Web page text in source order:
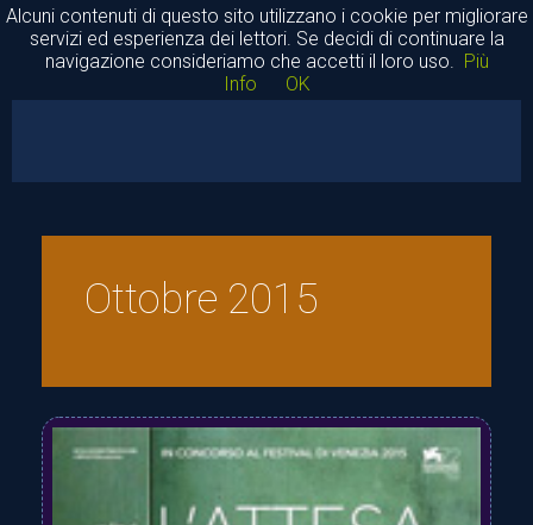
Piccolo Osservatorio Universale Garzia
Home
Rassegne
Ottobre 2015
Alcuni contenuti di questo sito utilizzano i cookie per migliorare
servizi ed esperienza dei lettori. Se decidi di continuare la
navigazione consideriamo che accetti il loro uso. Più
Info
OK